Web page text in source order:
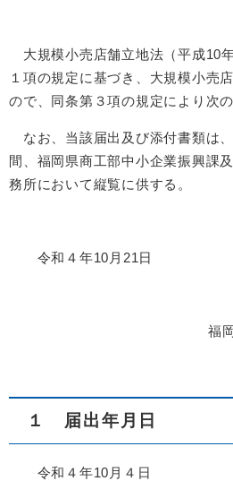
大規模小売店舗立地法（平成10
１項の規定に基づき、大規模小売
ので、同条第３項の規定により次
なお、当該届出及び添付書類は
間、福岡県商工部中小企業振興課
務所において縦覧に供する。
令和４年10月21日
福
１ 届出年月日
令和４年10月４日